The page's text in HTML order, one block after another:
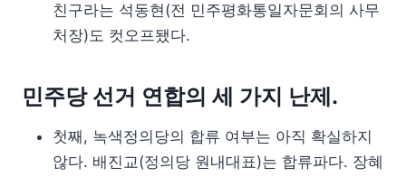
친구라는 석동현(전 민주평화통일자문회의 사무
처장)도 컷오프됐다.
민주당 선거 연합의 세 가지 난제.
첫째, 녹색정의당의 합류 여부는 아직 확실하지
않다. 배진교(정의당 원내대표)는 합류파다. 장혜